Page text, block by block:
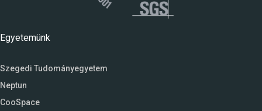
Egyetemünk
Szegedi Tudományegyetem
Neptun
CooSpace